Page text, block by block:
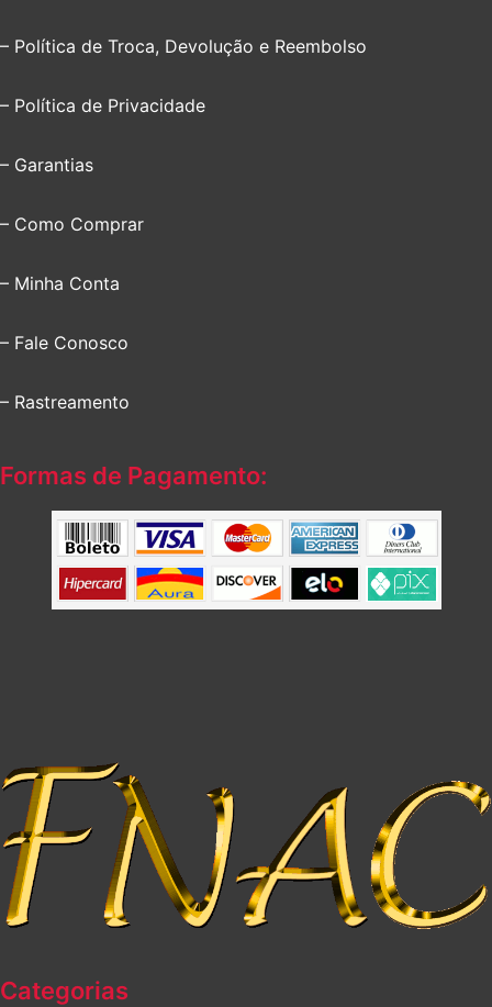
– Política de Troca, Devolução e Reembolso
– Política de Privacidade
– Garantias
– Como Comprar
– Minha Conta
– Fale Conosco
– Rastreamento
Formas de Pagamento:
Categorias